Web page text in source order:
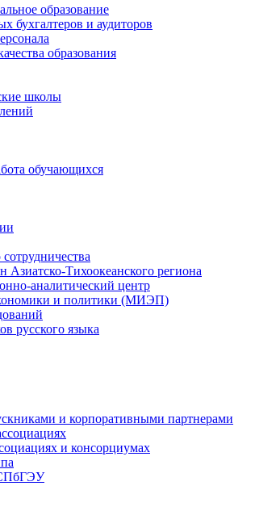
образование
бухгалтеров и аудиторов
образования
школы
обучающихся
Азиатско-Тихоокеанского региона
аналитический центр
и политики (МИЭП)
русского языка
и корпоративными партнерами
и консорциумах
СПбГЭУ